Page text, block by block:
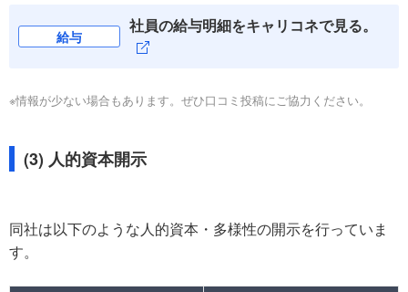
給与
社員の給与明細をキャリコネで見る。
※情報が少ない場合もあります。ぜひ口コミ投稿にご協力ください。
(3) 人的資本開示
同社は以下のような人的資本・多様性の開示を行っていま
す。